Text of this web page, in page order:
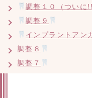
調整１０（ついに
調整９
インプラントアン
調整８
調整７